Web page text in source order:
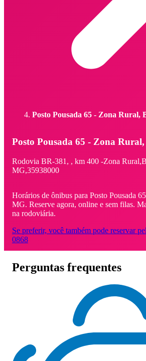
Posto Pousada 65 - Zona Rural,
Posto Pousada 65 - Zona
Rodovia BR-381, , km 400 -Zona Rural,
MG,35938000
Horários de ônibus para Posto Pousada
MG. Reserve agora, online e sem filas.
na rodoviária.
Se preferir, você também pode reservar
0868
Perguntas frequentes